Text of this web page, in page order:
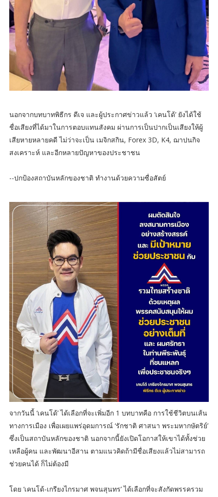
นอกจากบทบาทพิธีกร ดีเจ และผู้ประกาศข่าวแล้ว ‘เคนโด้’ ยังได้ใช้
ชื่อเสียงที่ได้มาในการตอบแทนสังคม ผ่านการเป็นปากเป็นเสียงให้ผู้
เสียหายหลายคดี ไม่ว่าจะเป็น เมจิกสกิน, Forex 3D, K4, ฌาปนกิจ
สงเคราะห์ และอีกหลายปัญหาของประชาชน
--ปกป้องสถาบันหลักของชาติ ทำงานด้วยความซื่อสัตย์
จากวันนี้ ‘เคนโด้’ ได้เลือกที่จะเพิ่มอีก 1 บทบาทคือ การใช้ชีวิตบนเส้น
ทางการเมือง เพื่อเผยแพร่อุดมการณ์ ‘รักชาติ ศาสนา พระมหากษัตริย์’
ซึ่งเป็นสถาบันหลักของชาติ นอกจากนี้ยังเปิดโอกาสให้เขาได้ทั้งช่วย
เหลือผู้คน และพัฒนาอีสาน ตามแนวคิดถ้ามีชื่อเสียงแล้วไม่สามารถ
ช่วยคนได้ ก็ไม่ต้องมี
โดย ‘เคนโด้-เกรียงไกรมาศ พจนสุนทร’ ได้เลือกที่จะสังกัดพรรครวม